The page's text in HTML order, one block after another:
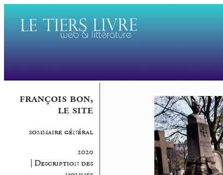
françois bon,
le site
sommaire général
2020
| Description des